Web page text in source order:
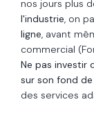
nos jours plus
l'industrie, on
ligne, avant
commercial
Ne pas investir
sur son fond
des services